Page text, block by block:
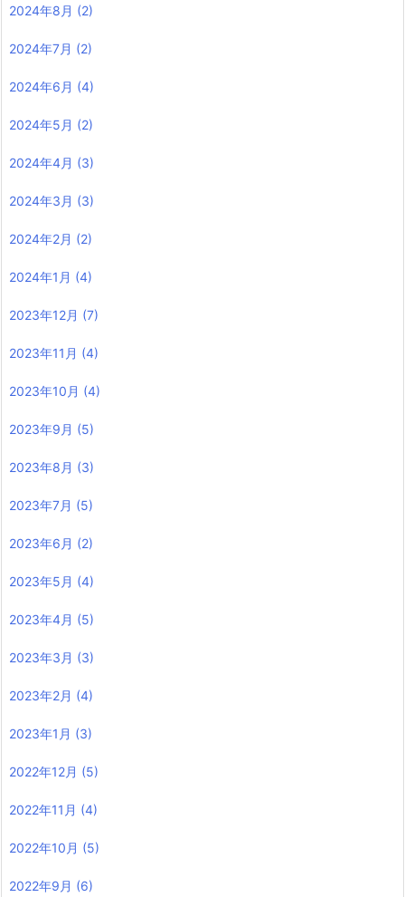
2024年8月 (2)
2024年7月 (2)
2024年6月 (4)
2024年5月 (2)
2024年4月 (3)
2024年3月 (3)
2024年2月 (2)
2024年1月 (4)
2023年12月 (7)
2023年11月 (4)
2023年10月 (4)
2023年9月 (5)
2023年8月 (3)
2023年7月 (5)
2023年6月 (2)
2023年5月 (4)
2023年4月 (5)
2023年3月 (3)
2023年2月 (4)
2023年1月 (3)
2022年12月 (5)
2022年11月 (4)
2022年10月 (5)
2022年9月 (6)